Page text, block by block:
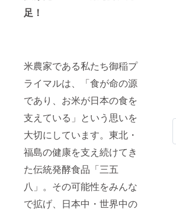
足！
米農家である私たち御稲プ
ライマルは、「食が命の源
であり、お米が日本の食を
支えている」という思いを
大切にしています。東北・
福島の健康を支え続けてき
た伝統発酵食品「三五
八」。その可能性をみんな
で拡げ、日本中・世界中の